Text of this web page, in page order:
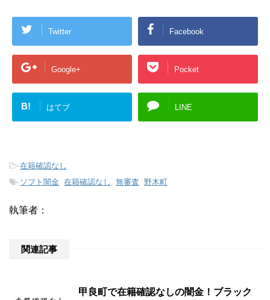
Twitter Facebook
Google+ Pocket
B! はてブ LINE
-在籍確認なし
-ソフト闇金, 在籍確認なし , 無審査, 野木町
執筆者：
関連記事
甲良町で在籍確認なしの闇金！ブラック